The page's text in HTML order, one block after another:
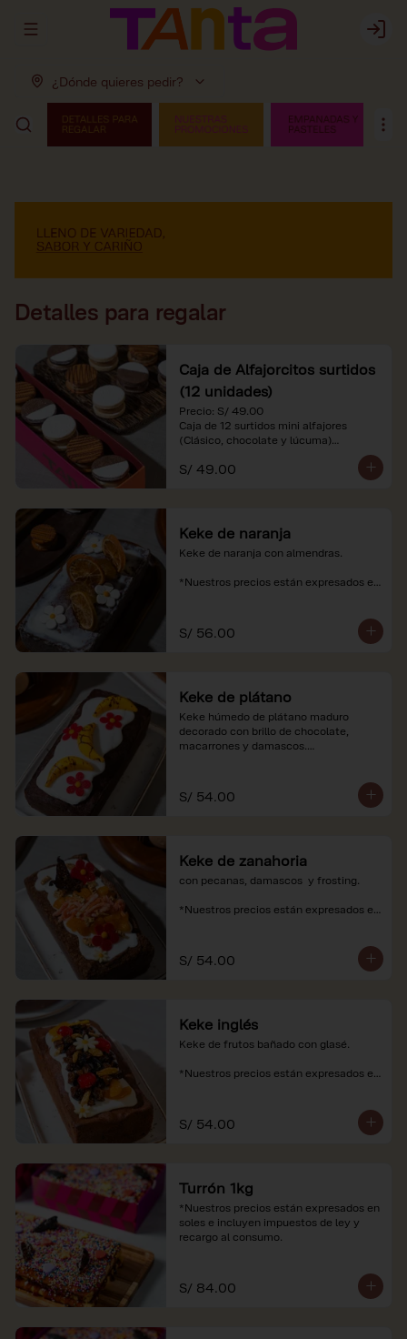
Abrir menu de navegación Login
¿Dónde quieres pedir?
Detalles para regalar
Caja de Alfajorcitos surtidos
(12 unidades)
Precio: S/ 49.00
Caja de 12 surtidos mini alfajores
(Clásico, chocolate y lúcuma)
*Nuestros precios están expresados en
S/ 49.00
Keke de naranja
Keke de naranja con almendras.
*Nuestros precios están expresados en
S/ 56.00
Keke de plátano
Keke húmedo de plátano maduro
decorado con brillo de chocolate,
macarrones y damascos.
soles e incluyen impuestos de ley y
recargo al consumo.
S/ 54.00
Keke de zanahoria
con pecanas, damascos  y frosting.
*Nuestros precios están expresados en
S/ 54.00
Keke inglés
Keke de frutos bañado con glasé.
*Nuestros precios están expresados en
S/ 54.00
Turrón 1kg
*Nuestros precios están expresados en
soles e incluyen impuestos de ley y
recargo al consumo.
S/ 84.00